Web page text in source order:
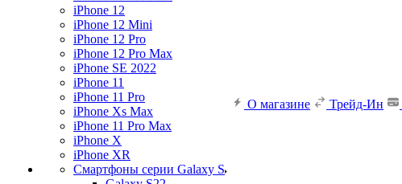
iPhone 12
iPhone 12 Mini
iPhone 12 Pro
iPhone 12 Pro Max
iPhone SE 2022
iPhone 11
iPhone 11 Pro
iPhone Xs Max
iPhone 11 Pro Max
iPhone X
iPhone XR
Смартфоны серии Galaxy S
О магазине Трейд-Ин